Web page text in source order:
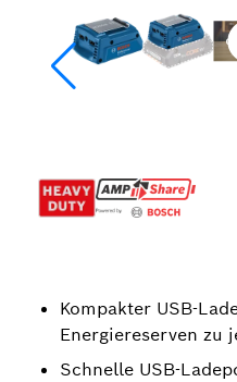
Kompakter USB-
Energiereserven zu
Schnelle USB-